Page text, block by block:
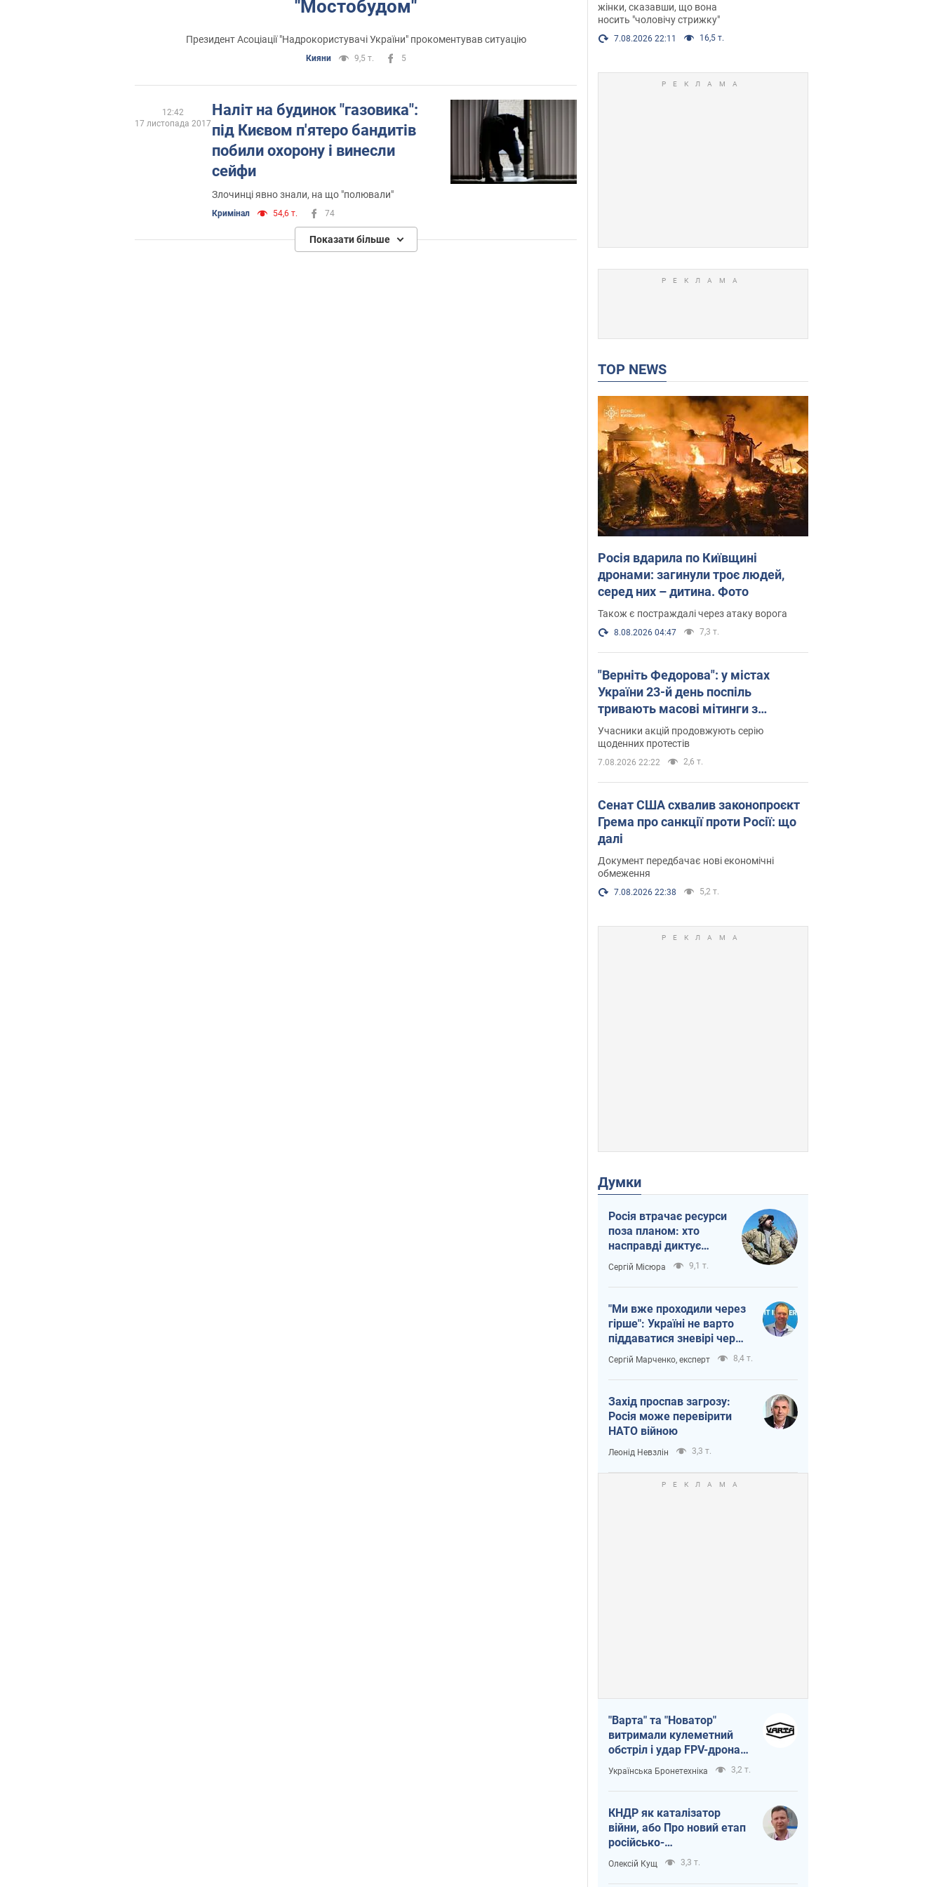
''Мостобудом''
Президент Асоціації "Надрокористувачі України" прокоментував ситуацію
Кияни 9,5 т. 5
Наліт на будинок "газовика":
під Києвом п'ятеро бандитів
побили охорону і винесли
сейфи
Злочинці явно знали, на що "полювали"
Кримінал 54,6 т. 74
12:42
17 листопада 2017
Показати більше
Фото
жінки, сказавши, що вона
носить "чоловічу стрижку"
7.08.2026 22:11 16,5 т.
TOP NEWS
Росія вдарила по Київщині
дронами: загинули троє людей,
серед них – дитина. Фото
Також є постраждалі через атаку ворога
8.08.2026 04:47 7,3 т.
"Верніть Федорова": у містах
України 23-й день поспіль
тривають масові мітинги з
картонками. Фото і відео
Учасники акцій продовжують серію
щоденних протестів
7.08.2026 22:22 2,6 т.
Сенат США схвалив законопроєкт
Грема про санкції проти Росії: що
далі
Документ передбачає нові економічні
обмеження
7.08.2026 22:38 5,2 т.
Думки
Росія втрачає ресурси
поза планом: хто
насправді диктує
темп війни
Сергій Місюра 9,1 т.
"Ми вже проходили через
гірше": Україні не варто
піддаватися зневірі через
ракетний терор
Сергій Марченко, експерт 8,4 т.
Захід проспав загрозу:
Росія може перевірити
НАТО війною
Леонід Невзлін 3,3 т.
"Варта" та "Новатор"
витримали кулеметний
обстріл і удар FPV-дрона,
врятувавши життя
офіцеру ЗСУ
Українська Бронетехніка 3,2 т.
КНДР як каталізатор
війни, або Про новий етап
російсько-
північнокорейського
Олексій Кущ 3,3 т.